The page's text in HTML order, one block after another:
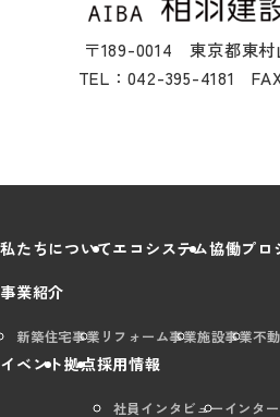
〒189-0014 東京都東村
TEL：042-395-4181
私たちについてエコシステム協働プロ
事業紹介
新築住宅事業 リフォーム事業施設事業不
イベント拠点採用情報
社員インタビューインタ